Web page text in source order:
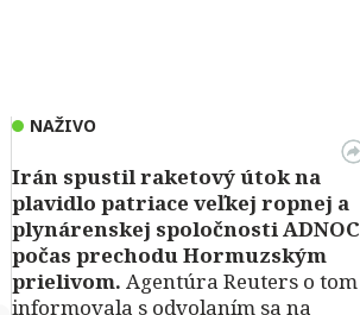
NAŽIVO
Irán spustil raketový útok na
plavidlo patriace veľkej ropnej a
plynárenskej spoločnosti ADNOC
počas prechodu Hormuzským
prielivom. Agentúra Reuters o tom
informovala s odvolaním sa na